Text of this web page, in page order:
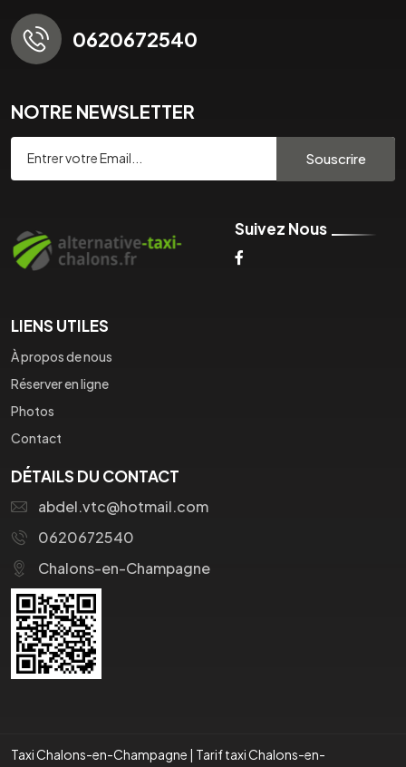
0620672540
NOTRE NEWSLETTER
Souscrire
Suivez Nous
LIENS UTILES
À propos de nous
Réserver en ligne
Photos
Contact
DÉTAILS DU CONTACT
abdel.vtc@hotmail.com
0620672540
Chalons-en-Champagne
Taxi Chalons-en-Champagne | Tarif taxi Chalons-en-